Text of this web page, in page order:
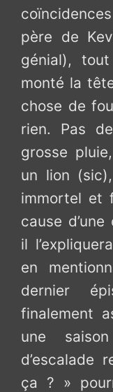
coïncidences
père de
génial),
monté la
chose de
rien. Pas
grosse
un lion
immortel et
cause
il
en
dernier
finalement
une
d’escalade
ça ? »